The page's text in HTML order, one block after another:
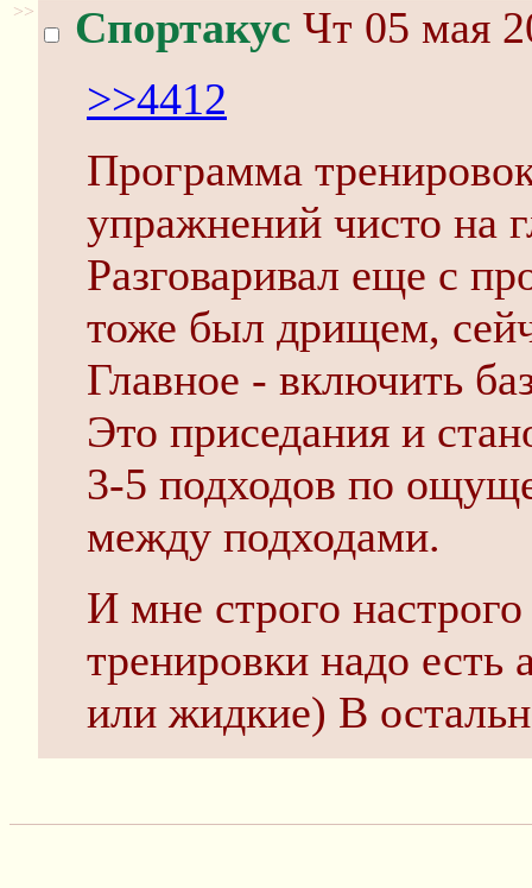
>> Спортакус Чт 05 мая
>>4412
Программа
упражнений чисто на
Разговаривал еще с
тоже был дрищем,
Главное - включить
Это приседания и
3-5 подходов по
между подходами.
И мне строго настрого
тренировки надо
или жидкие) В